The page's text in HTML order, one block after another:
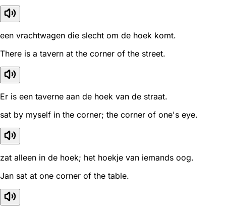
een vrachtwagen die slecht om de hoek komt.
There is a tavern at the corner of the street.
Er is een taverne aan de hoek van de straat.
sat by myself in the corner; the corner of one's eye.
zat alleen in de hoek; het hoekje van iemands oog.
Jan sat at one corner of the table.